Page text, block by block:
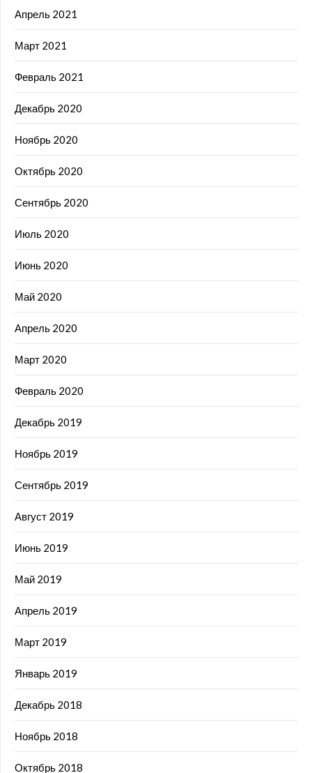
Апрель 2021
Март 2021
Февраль 2021
Декабрь 2020
Ноябрь 2020
Октябрь 2020
Сентябрь 2020
Июль 2020
Июнь 2020
Май 2020
Апрель 2020
Март 2020
Февраль 2020
Декабрь 2019
Ноябрь 2019
Сентябрь 2019
Август 2019
Июнь 2019
Май 2019
Апрель 2019
Март 2019
Январь 2019
Декабрь 2018
Ноябрь 2018
Октябрь 2018